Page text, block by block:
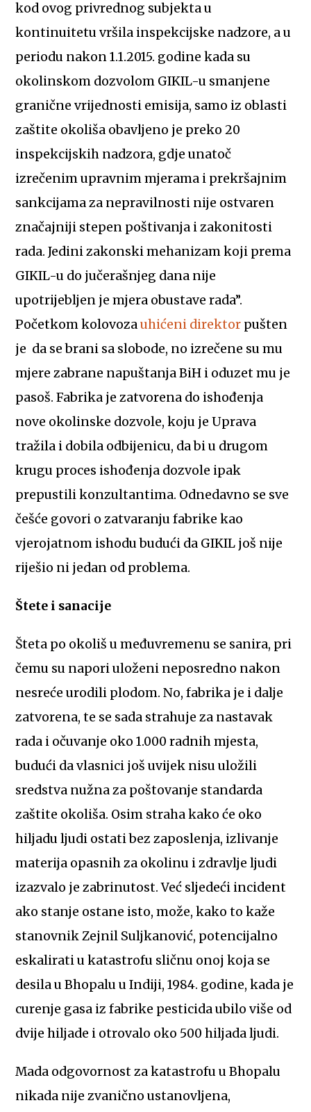
kod ovog privrednog subjekta u
kontinuitetu vršila inspekcijske nadzore, a u
periodu nakon 1.1.2015. godine kada su
okolinskom dozvolom GIKIL-u smanjene
granične vrijednosti emisija, samo iz oblasti
zaštite okoliša obavljeno je preko 20
inspekcijskih nadzora, gdje unatoč
izrečenim upravnim mjerama i prekršajnim
sankcijama za nepravilnosti nije ostvaren
značajniji stepen poštivanja i zakonitosti
rada. Jedini zakonski mehanizam koji prema
GIKIL-u do jučerašnjeg dana nije
upotrijebljen je mjera obustave rada”.
Početkom kolovozauhićeni direktor pušten
je da se brani sa slobode, no izrečene su mu
mjere zabrane napuštanja BiH i oduzet mu je
pasoš. Fabrika je zatvorena do ishođenja
nove okolinske dozvole, koju je Uprava
tražila i dobila odbijenicu, da bi u drugom
krugu proces ishođenja dozvole ipak
prepustili konzultantima. Odnedavno se sve
češće govori o zatvaranju fabrike kao
vjerojatnom ishodu budući da GIKIL još nije
riješio ni jedan od problema.
Štete i sanacije
Šteta po okoliš u međuvremenu se sanira, pri
čemu su napori uloženi neposredno nakon
nesreće urodili plodom. No, fabrika je i dalje
zatvorena, te se sada strahuje za nastavak
rada i očuvanje oko 1.000 radnih mjesta,
budući da vlasnici još uvijek nisu uložili
sredstva nužna za poštovanje standarda
zaštite okoliša. Osim straha kako će oko
hiljadu ljudi ostati bez zaposlenja, izlivanje
materija opasnih za okolinu i zdravlje ljudi
izazvalo je zabrinutost. Već sljedeći incident
ako stanje ostane isto, može, kako to kaže
stanovnik Zejnil Suljkanović, potencijalno
eskalirati u katastrofu sličnu onoj koja se
desila u Bhopalu u Indiji, 1984. godine, kada je
curenje gasa iz fabrike pesticida ubilo više od
dvije hiljade i otrovalo oko 500 hiljada ljudi.
Mada odgovornost za katastrofu u Bhopalu
nikada nije zvanično ustanovljena,